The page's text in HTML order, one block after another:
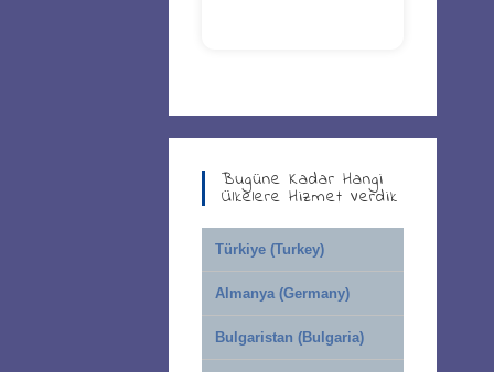
Bugüne Kadar Hangi
Ülkelere Hizmet Verdik
Türkiye (Turkey)
Almanya (Germany)
Bulgaristan (Bulgaria)